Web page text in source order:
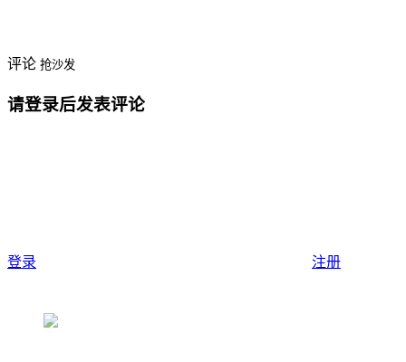
评论 抢沙发
请登录后发表评论
登录 注册